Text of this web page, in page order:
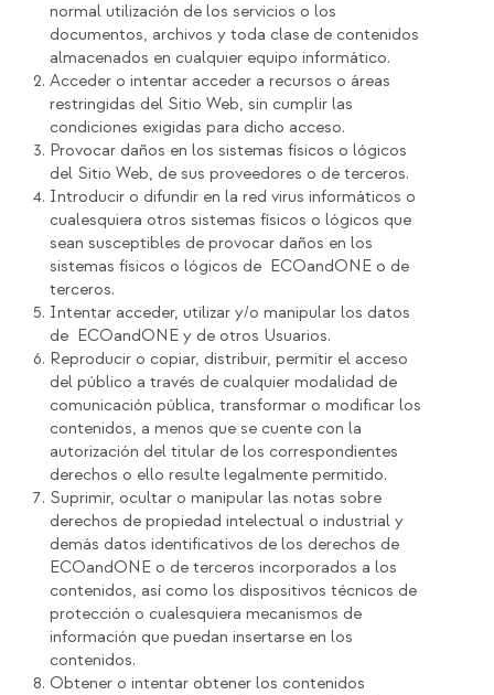
normal utilización de los servicios o los
documentos, archivos y toda clase de contenidos
almacenados en cualquier equipo informático.
Acceder o intentar acceder a recursos o áreas
restringidas del Sitio Web, sin cumplir las
condiciones exigidas para dicho acceso.
Provocar daños en los sistemas físicos o lógicos
del Sitio Web, de sus proveedores o de terceros.
Introducir o difundir en la red virus informáticos o
cualesquiera otros sistemas físicos o lógicos que
sean susceptibles de provocar daños en los
sistemas físicos o lógicos de ECOandONE o de
terceros.
Intentar acceder, utilizar y/o manipular los datos
de ECOandONE y de otros Usuarios.
Reproducir o copiar, distribuir, permitir el acceso
del público a través de cualquier modalidad de
comunicación pública, transformar o modificar los
contenidos, a menos que se cuente con la
autorización del titular de los correspondientes
derechos o ello resulte legalmente permitido.
Suprimir, ocultar o manipular las notas sobre
derechos de propiedad intelectual o industrial y
demás datos identificativos de los derechos de
ECOandONE o de terceros incorporados a los
contenidos, así como los dispositivos técnicos de
protección o cualesquiera mecanismos de
información que puedan insertarse en los
contenidos.
Obtener o intentar obtener los contenidos